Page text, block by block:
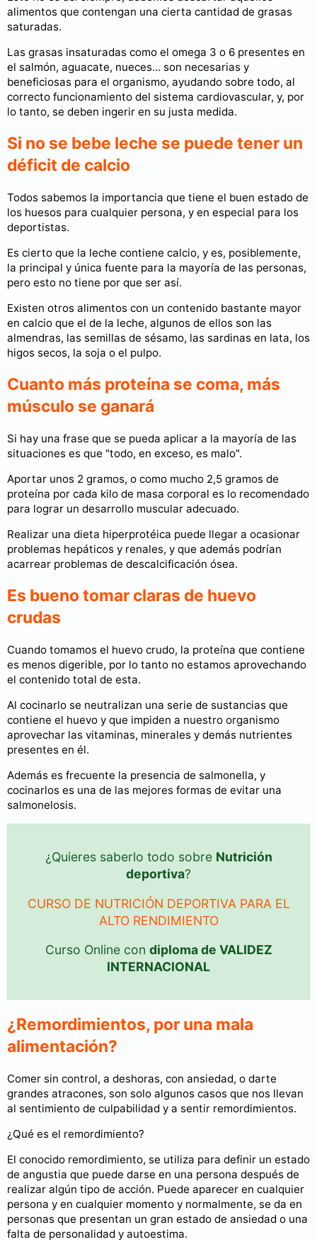
alimentos que contengan una cierta cantidad de grasas
saturadas.
Las grasas insaturadas como el omega 3 o 6 presentes en
el salmón, aguacate, nueces... son necesarias y
beneficiosas para el organismo, ayudando sobre todo, al
correcto funcionamiento del sistema cardiovascular, y, por
lo tanto, se deben ingerir en su justa medida.
Si no se bebe leche se puede tener un
déficit de calcio
Todos sabemos la importancia que tiene el buen estado de
los huesos para cualquier persona, y en especial para los
deportistas.
Es cierto que la leche contiene calcio, y es, posiblemente,
la principal y única fuente para la mayoría de las personas,
pero esto no tiene por que ser así.
Existen otros alimentos con un contenido bastante mayor
en calcio que el de la leche, algunos de ellos son las
almendras, las semillas de sésamo, las sardinas en lata, los
higos secos, la soja o el pulpo.
Cuanto más proteína se coma, más
músculo se ganará
Si hay una frase que se pueda aplicar a la mayoría de las
situaciones es que "todo, en exceso, es malo".
Aportar unos 2 gramos, o como mucho 2,5 gramos de
proteína por cada kilo de masa corporal es lo recomendado
para lograr un desarrollo muscular adecuado.
Realizar una dieta hiperprotéica puede llegar a ocasionar
problemas hepáticos y renales, y que además podrían
acarrear problemas de descalcificación ósea.
Es bueno tomar claras de huevo
crudas
Cuando tomamos el huevo crudo, la proteína que contiene
es menos digerible, por lo tanto no estamos aprovechando
el contenido total de esta.
Al cocinarlo se neutralizan una serie de sustancias que
contiene el huevo y que impiden a nuestro organismo
aprovechar las vitaminas, minerales y demás nutrientes
presentes en él.
Además es frecuente la presencia de salmonella, y
cocinarlos es una de las mejores formas de evitar una
salmonelosis.
¿Quieres saberlo todo sobre Nutrición
deportiva?
CURSO DE NUTRICIÓN DEPORTIVA PARA EL
ALTO RENDIMIENTO
Curso Online con diploma de VALIDEZ
INTERNACIONAL
¿Remordimientos, por una mala
alimentación?
Comer sin control, a deshoras, con ansiedad, o darte
grandes atracones, son solo algunos casos que nos llevan
al sentimiento de culpabilidad y a sentir remordimientos.
¿Qué es el remordimiento?
El conocido remordimiento, se utiliza para definir un estado
de angustia que puede darse en una persona después de
realizar algún tipo de acción. Puede aparecer en cualquier
persona y en cualquier momento y normalmente, se da en
personas que presentan un gran estado de ansiedad o una
falta de personalidad y autoestima.